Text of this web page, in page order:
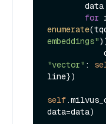
for
enumerate
embeddings"
"vector" :
line})
self
data=data)